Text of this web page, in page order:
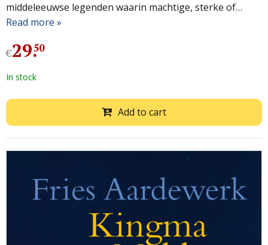
middeleeuwse legenden waarin machtige, sterke of…
Read more »
€29.
50
In stock
Add to cart